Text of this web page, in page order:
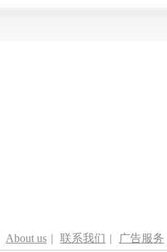
About us | 联系我们 | 广告服务